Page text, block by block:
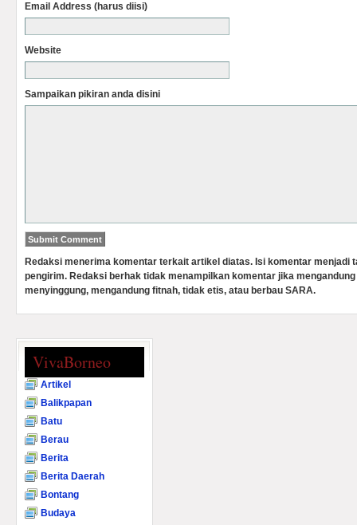
Email Address (harus diisi)
Website
Sampaikan pikiran anda disini
Redaksi menerima komentar terkait artikel diatas. Isi komentar menjadi
pengirim. Redaksi berhak tidak menampilkan komentar jika
menyinggung, mengandung fitnah, tidak etis, atau berbau SARA.
VivaBorneo
Artikel
Balikpapan
Batu
Berau
Berita
Berita Daerah
Bontang
Budaya